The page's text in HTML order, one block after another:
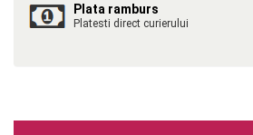
Plata ramburs
Platesti direct curierului